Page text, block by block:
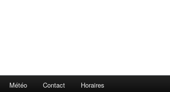
Météo Contact Horaires